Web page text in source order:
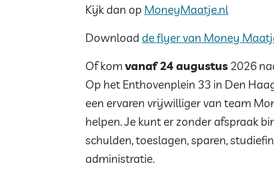
Kijk dan op MoneyMaatje.nl
Download de flyer van Money
Of kom vanaf 24 augustus 2026
Op het Enthovenplein 33 in Den
een ervaren vrijwilliger van team
helpen. Je kunt er zonder afspraak
schulden, toeslagen, sparen,
administratie.